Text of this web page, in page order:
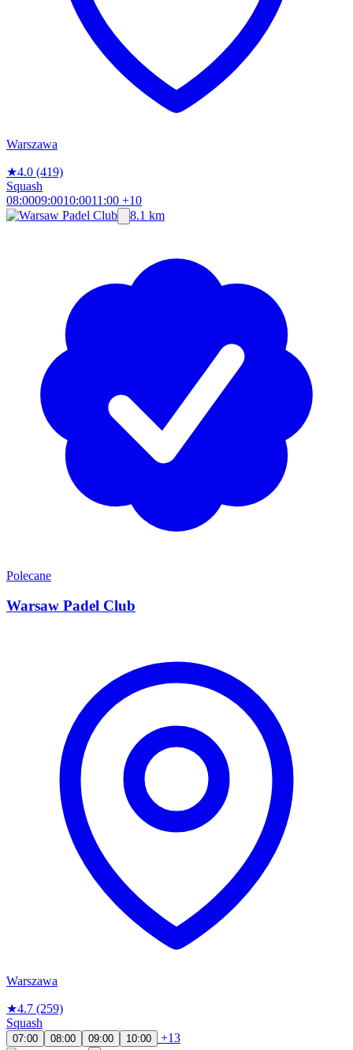
Warszawa
★4.0 (419)
Squash
08:0009:0010:0011:00 +10
8.1 km
Polecane
Warsaw Padel Club
Warszawa
★4.7 (259)
Squash
07:00 08:00 09:00 10:00
+13